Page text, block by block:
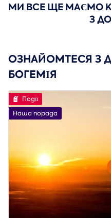
МИ ВСЕ ЩЕ МАЄМО
З
ОЗНАЙОМТЕСЯ З
БОГЕМІЯ
Події
Наша порада